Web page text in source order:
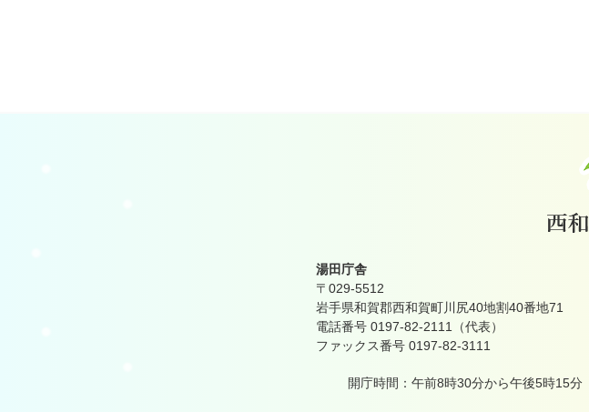
湯田庁舎
〒029-5512
岩手県和賀郡西和賀町川尻40地割40番地71
電話番号 0197-82-2111（代表）
ファックス番号 0197-82-3111
開庁時間：午前8時30分から午後5時15分